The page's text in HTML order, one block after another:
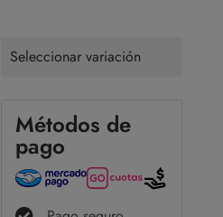
Seleccionar variación
Métodos de
pago